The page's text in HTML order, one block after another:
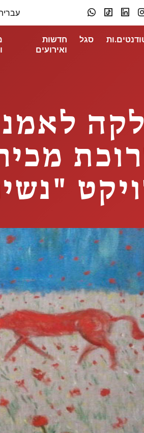
סגל
חדשות
ואירועים
10: המחלקה